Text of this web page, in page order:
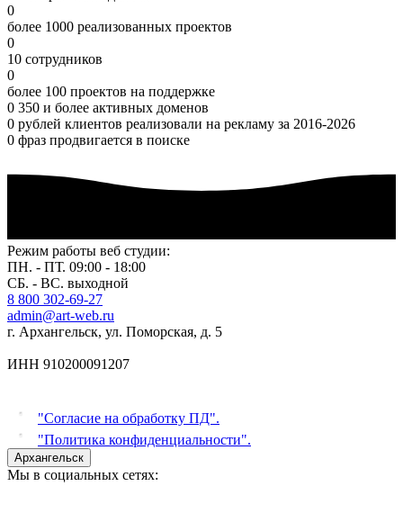
0
более 1000 реализованных проектов
0
10 сотрудников
0
более 100 проектов на поддержке
0 350 и более активных доменов
0 рублей клиентов реализовали на рекламу за 2016-2026
0 фраз продвигается в поиске
Режим работы веб студии:
ПН. - ПТ. 09:00 - 18:00
СБ. - ВС. выходной
8 800 302-69-27
admin@art-web.ru
г. Архангельск, ул. Поморская, д. 5
ИНН 910200091207
"Согласие на обработку ПД".
"Политика конфиденциальности".
Архангельск
Мы в социальных сетях: